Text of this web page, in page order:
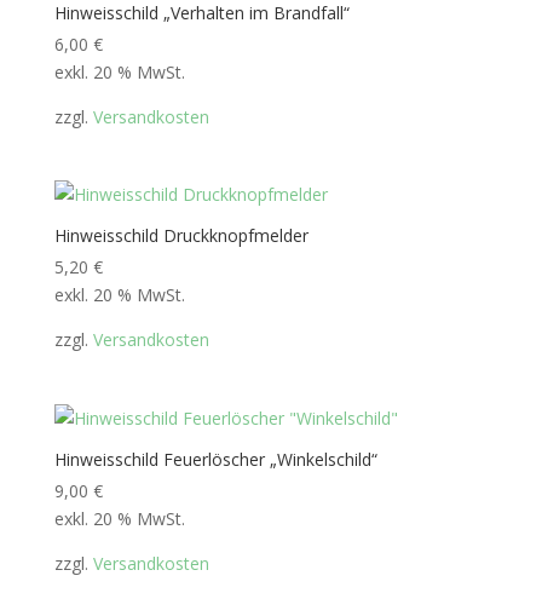
Hinweisschild „Verhalten im Brandfall“
6,00 €
exkl. 20 % MwSt.
zzgl. Versandkosten
Hinweisschild Druckknopfmelder
5,20 €
exkl. 20 % MwSt.
zzgl. Versandkosten
Hinweisschild Feuerlöscher „Winkelschild“
9,00 €
exkl. 20 % MwSt.
zzgl. Versandkosten